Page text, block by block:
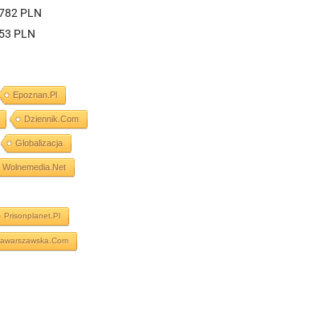
PLN
PLN
Epoznan.pl
Dziennik.com
Globalizacja
Wolnemedia.net
Prisonplanet.pl